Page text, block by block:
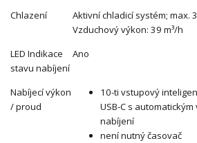
Chlazení
Aktivní chladicí systém; max.
Vzduchový výkon: 39 m³/h
LED Indikace
stavu nabíjení
Ano
Nabíjecí výkon
/ proud
10-ti vstupový
USB-C s
nabíjení
není nutný časovač